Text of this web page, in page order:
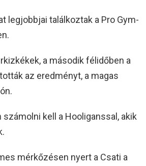
legjobbjai találkoztak a Pro Gym-
a második félidőben a
az eredményt, a magas
számolni kell a Hooliganssal, akik
mérkőzésen nyert a Csati a